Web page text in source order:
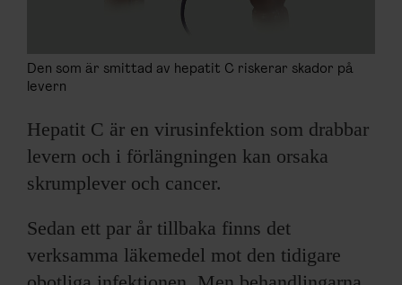
ANNONSERA I F&F
OM F&F
Den som är smittad av hepatit C riskerar skador på
levern
Hepatit C är en virusinfektion som drabbar
levern och i förlängningen kan orsaka
skrumplever och cancer.
Sedan ett par år tillbaka finns det
verksamma läkemedel mot den tidigare